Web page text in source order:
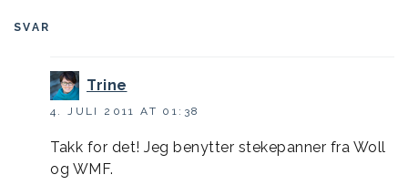
SVAR
Trine
4. JULI 2011 AT 01:38
Takk for det! Jeg benytter stekepanner fra Woll
og WMF.